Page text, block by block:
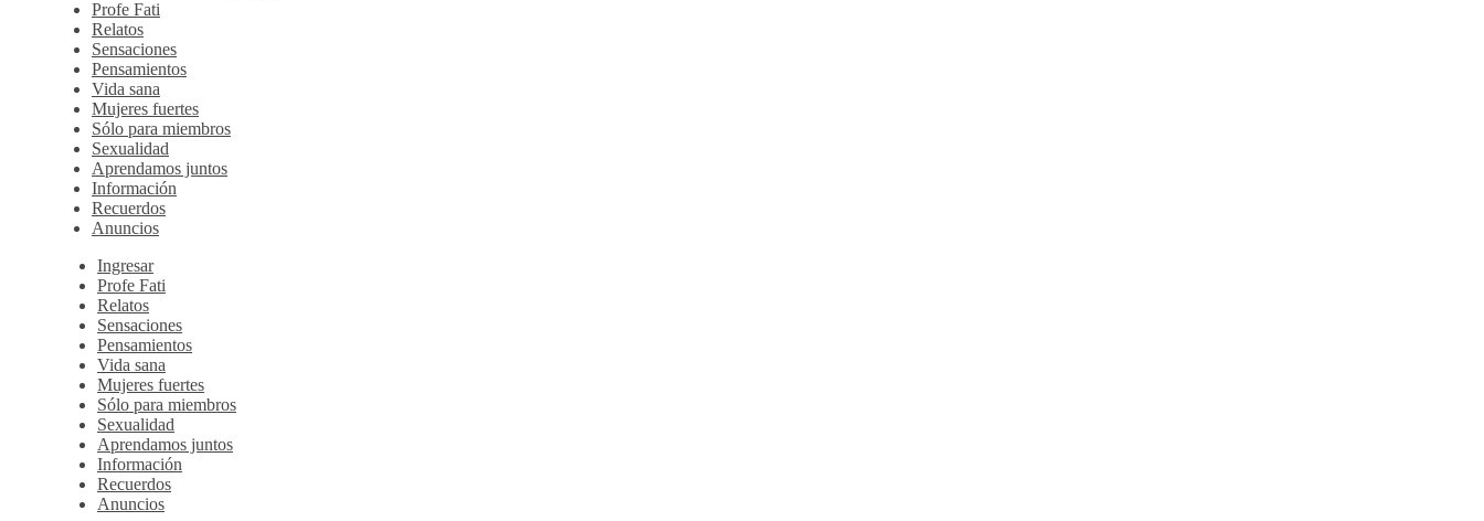
Profe Fati
Relatos
Sensaciones
Pensamientos
Vida sana
Mujeres fuertes
Sólo para miembros
Sexualidad
Aprendamos juntos
Información
Recuerdos
Anuncios
Ingresar
Profe Fati
Relatos
Sensaciones
Pensamientos
Vida sana
Mujeres fuertes
Sólo para miembros
Sexualidad
Aprendamos juntos
Información
Recuerdos
Anuncios